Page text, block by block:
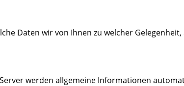
Daten wir von Ihnen zu welcher
werden allgemeine Informationen